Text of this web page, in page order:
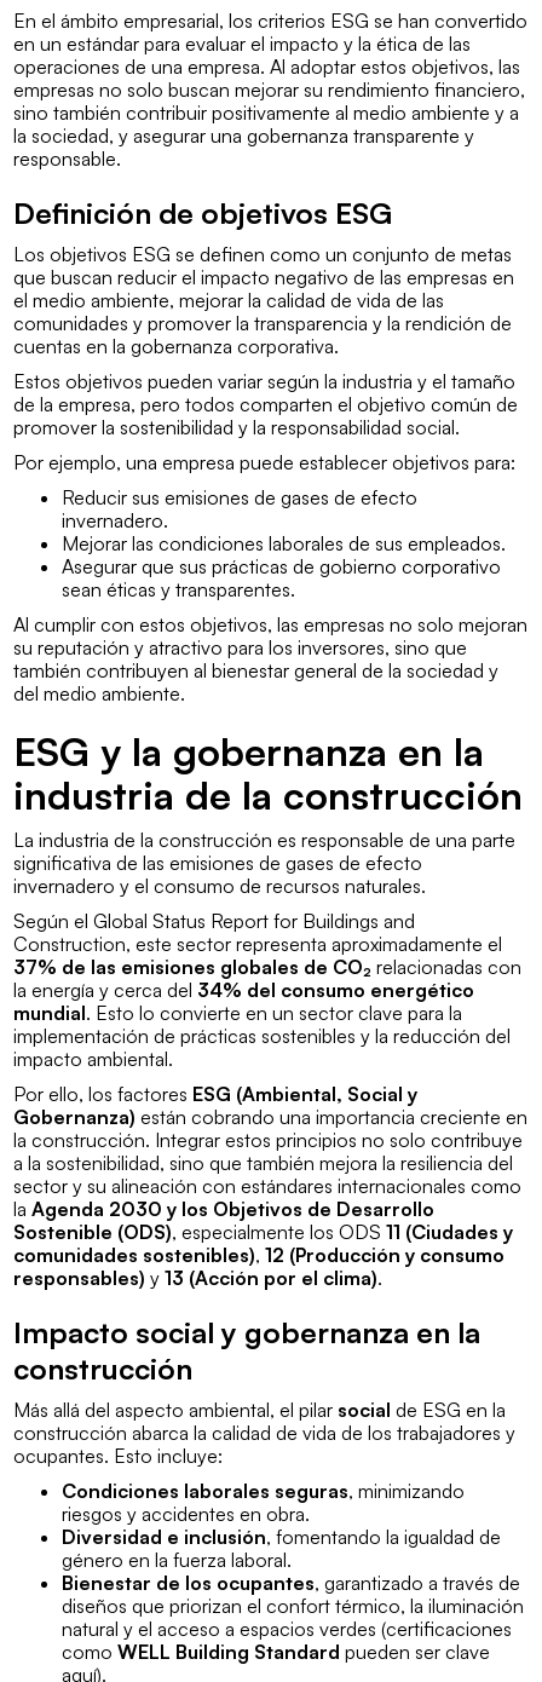
En el ámbito empresarial, los criterios ESG se han convertido
en un estándar para evaluar el impacto y la ética de las
operaciones de una empresa. Al adoptar estos objetivos, las
empresas no solo buscan mejorar su rendimiento financiero,
sino también contribuir positivamente al medio ambiente y a
la sociedad, y asegurar una gobernanza transparente y
responsable.
Definición de objetivos ESG
Los objetivos ESG se definen como un conjunto de metas
que buscan reducir el impacto negativo de las empresas en
el medio ambiente, mejorar la calidad de vida de las
comunidades y promover la transparencia y la rendición de
cuentas en la gobernanza corporativa.
Estos objetivos pueden variar según la industria y el tamaño
de la empresa, pero todos comparten el objetivo común de
promover la sostenibilidad y la responsabilidad social.
Por ejemplo, una empresa puede establecer objetivos para:
Reducir sus emisiones de gases de efecto
invernadero.
Mejorar las condiciones laborales de sus empleados.
Asegurar que sus prácticas de gobierno corporativo
sean éticas y transparentes.
Al cumplir con estos objetivos, las empresas no solo mejoran
su reputación y atractivo para los inversores, sino que
también contribuyen al bienestar general de la sociedad y
del medio ambiente.
ESG y la gobernanza en la
industria de la construcción
La industria de la construcción es responsable de una parte
significativa de las emisiones de gases de efecto
invernadero y el consumo de recursos naturales.
Según elGlobal Status Report for Buildings and
Construction, este sector representa aproximadamente el
37% de las emisiones globales de CO₂ relacionadas con
la energía y cerca del 34% del consumo energético
mundial. Esto lo convierte en un sector clave para la
implementación de prácticas sostenibles y la reducción del
impacto ambiental.
Por ello, los factores ESG (Ambiental, Social y
Gobernanza) están cobrando una importancia creciente en
la construcción. Integrar estos principios no solo contribuye
a la sostenibilidad, sino que también mejora la resiliencia del
sector y su alineación con estándares internacionales como
laAgenda 2030 y los Objetivos de Desarrollo
Sostenible (ODS), especialmente los ODS11 (Ciudades y
comunidades sostenibles),12 (Producción y consumo
responsables) y13 (Acción por el clima).
Impacto social y gobernanza en la
construcción
Más allá del aspecto ambiental, el pilar social de ESG en la
construcción abarca la calidad de vida de los trabajadores y
ocupantes. Esto incluye:
Condiciones laborales seguras, minimizando
riesgos y accidentes en obra.
Diversidad e inclusión, fomentando la igualdad de
género en la fuerza laboral.
Bienestar de los ocupantes, garantizado a través de
diseños que priorizan el confort térmico, la iluminación
natural y el acceso a espacios verdes (certificaciones
comoWELL Building Standard pueden ser clave
aquí).